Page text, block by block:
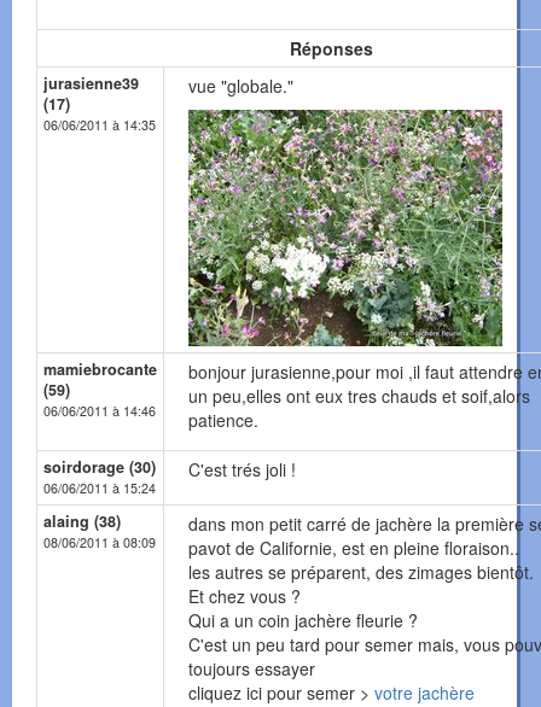
Réponses
jurasienne39
(17)
06/06/2011 à 14:35
vue "globale."
mamiebrocante
(59)
06/06/2011 à 14:46
bonjour jurasienne,pour moi ,il faut attendre
un peu,elles ont eux tres chauds et soif,alors
patience.
soirdorage (30)
06/06/2011 à 15:24
C'est trés joli !
alaing (38)
08/06/2011 à 08:09
dans mon petit carré de jachère la première
pavot de Californie, est en pleine floraison..
les autres se préparent, des zimages bientôt.
Et chez vous ?
Qui a un coin jachère fleurie ?
C'est un peu tard pour semer mais, vous
toujours essayer
cliquez ici pour semer > votre jachère